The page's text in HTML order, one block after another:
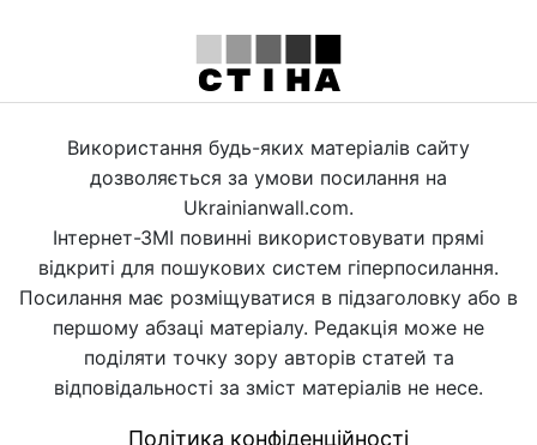
Використання будь-яких матеріалів сайту
дозволяється за умови посилання на
Ukrainianwall.com.
Інтернет-ЗМІ повинні використовувати прямі
відкриті для пошукових систем гіперпосилання.
Посилання має розміщуватися в підзаголовку або в
першому абзаці матеріалу. Редакція може не
поділяти точку зору авторів статей та
відповідальності за зміст матеріалів не несе.
Політика конфіденційності